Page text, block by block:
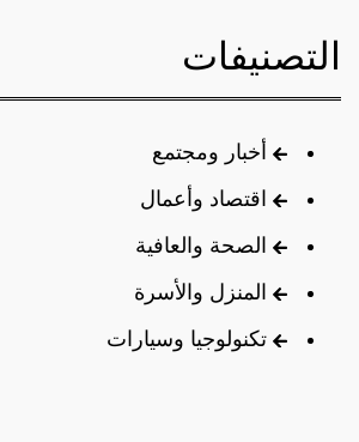
التصنيفات
أخبار ومجتمع
اقتصاد وأعمال
الصحة والعافية
المنزل والأسرة
تكنولوجيا وسيارات